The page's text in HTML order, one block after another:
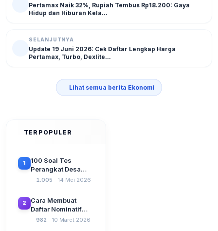
Pertamax Naik 32%, Rupiah Tembus Rp18.200: Gaya
Hidup dan Hiburan Kela...
SELANJUTNYA
Update 19 Juni 2026: Cek Daftar Lengkap Harga
Pertamax, Turbo, Dexlite...
Lihat semua berita Ekonomi
TERPOPULER
1
100 Soal Tes
Perangkat Desa
Terbaru 2026
CAT Berbasis UU
Desa No. 3 Tahun
2024
1.005 14 Mei 2026
2
Cara Membuat
Daftar Nominatif
Siltap di Aplikasi
982 10 Maret 2026